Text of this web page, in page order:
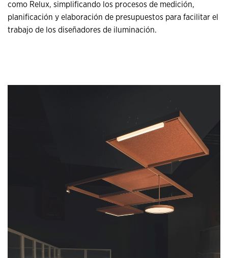
como Relux, simplificando los procesos de medición,
planificación y elaboración de presupuestos para facilitar el
trabajo de los diseñadores de iluminación.